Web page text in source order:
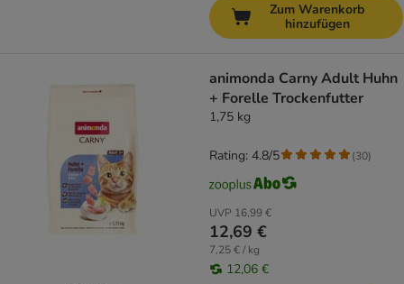
Zum Warenkorb
hinzufügen
animonda Carny Adult Huhn
+ Forelle Trockenfutter
1,75 kg
UVP 16,99 €
12,69 €
7,25 € / kg
12,06 €
Rating: 4.8/5 (30)